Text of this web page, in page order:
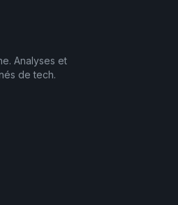
Analyses et
de tech.